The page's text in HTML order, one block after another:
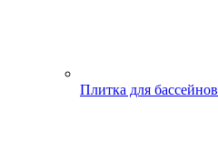
Плитка для бассейнов